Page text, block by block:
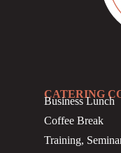
CATERING
BusinessLunch
Coffee Break
Training,